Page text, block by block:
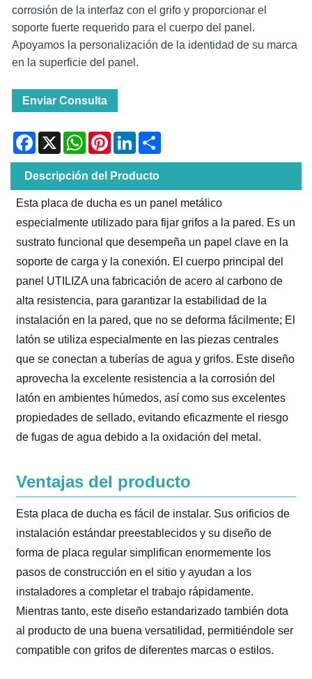
corrosión de la interfaz con el grifo y proporcionar el
soporte fuerte requerido para el cuerpo del panel.
Apoyamos la personalización de la identidad de su marca
en la superficie del panel.
Enviar Consulta
Facebook
X WhatsAppPinterestLinkedIn
Descripción del Producto
Esta placa de ducha es un panel metálico
especialmente utilizado para fijar grifos a la pared. Es un
sustrato funcional que desempeña un papel clave en la
soporte de carga y la conexión. El cuerpo principal del
panel UTILIZA una fabricación de acero al carbono de
alta resistencia, para garantizar la estabilidad de la
instalación en la pared, que no se deforma fácilmente; El
latón se utiliza especialmente en las piezas centrales
que se conectan a tuberías de agua y grifos. Este diseño
aprovecha la excelente resistencia a la corrosión del
latón en ambientes húmedos, así como sus excelentes
propiedades de sellado, evitando eficazmente el riesgo
de fugas de agua debido a la oxidación del metal.
Ventajas del producto
Esta placa de ducha es fácil de instalar. Sus orificios de
instalación estándar preestablecidos y su diseño de
forma de placa regular simplifican enormemente los
pasos de construcción en el sitio y ayudan a los
instaladores a completar el trabajo rápidamente.
Mientras tanto, este diseño estandarizado también dota
al producto de una buena versatilidad, permitiéndole ser
compatible con grifos de diferentes marcas o estilos.